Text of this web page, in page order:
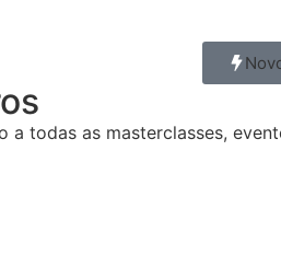
a todas as masterclasses,